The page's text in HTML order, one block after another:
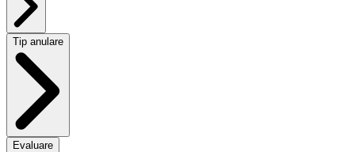
Tip anulare
Evaluare